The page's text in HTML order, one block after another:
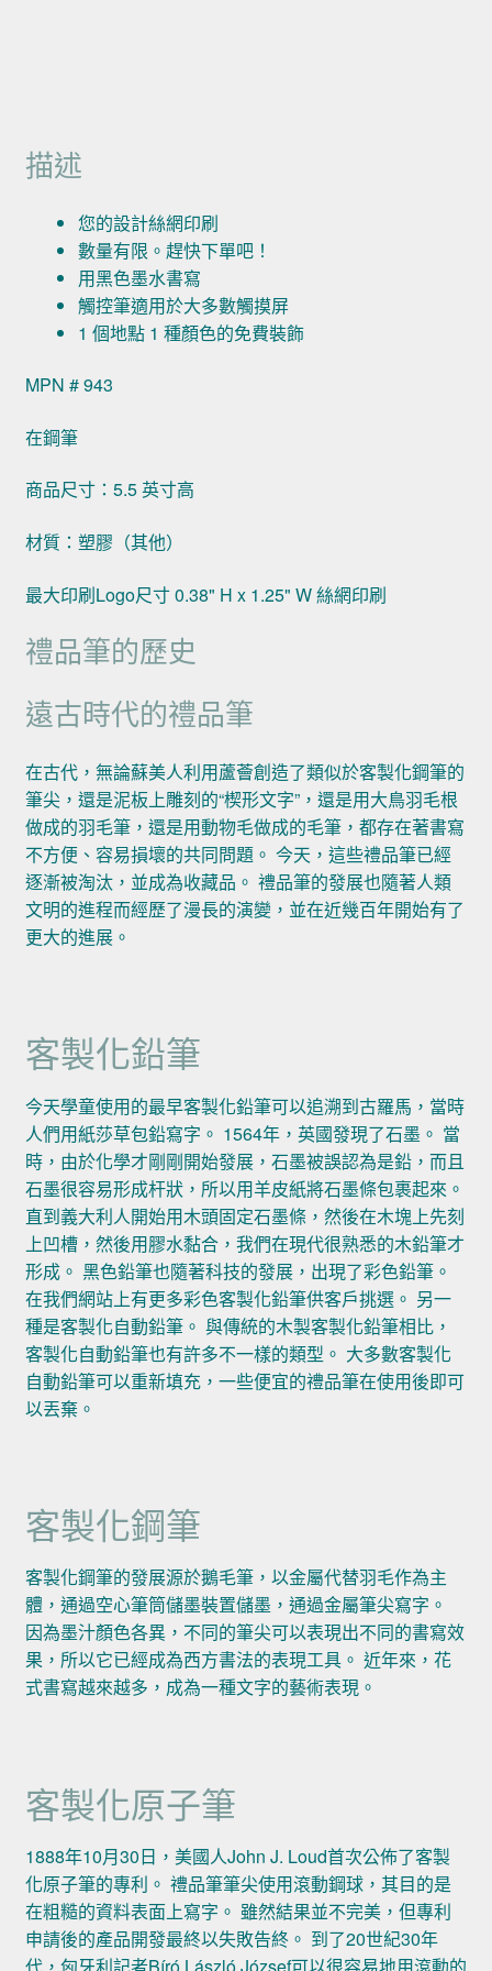
描述
您的設計絲網印刷
數量有限。趕快下單吧！
用黑色墨水書寫
觸控筆適用於大多數觸摸屏
1 個地點 1 種顏色的免費裝飾
MPN # 943
在鋼筆
商品尺寸：5.5 英寸高
材質：塑膠（其他）
最大印刷Logo尺寸 0.38" H x 1.25" W 絲網印刷
禮品筆的歷史
遠古時代的禮品筆
在古代，無論蘇美人利用蘆薈創造了類似於客製化鋼筆的
筆尖，還是泥板上雕刻的“楔形文字”，還是用大鳥羽毛根
做成的羽毛筆，還是用動物毛做成的毛筆，都存在著書寫
不方便、容易損壞的共同問題。 今天，這些禮品筆已經
逐漸被淘汰，並成為收藏品。 禮品筆的發展也隨著人類
文明的進程而經歷了漫長的演變，並在近幾百年開始有了
更大的進展。
客製化鉛筆
今天學童使用的最早客製化鉛筆可以追溯到古羅馬，當時
人們用紙莎草包鉛寫字。 1564年，英國發現了石墨。 當
時，由於化學才剛剛開始發展，石墨被誤認為是鉛，而且
石墨很容易形成杆狀，所以用羊皮紙將石墨條包裹起來。
直到義大利人開始用木頭固定石墨條，然後在木塊上先刻
上凹槽，然後用膠水黏合，我們在現代很熟悉的木鉛筆才
形成。 黑色鉛筆也隨著科技的發展，出現了彩色鉛筆。
在我們網站上有更多彩色客製化鉛筆供客戶挑選。 另一
種是客製化自動鉛筆。 與傳統的木製客製化鉛筆相比，
客製化自動鉛筆也有許多不一樣的類型。 大多數客製化
自動鉛筆可以重新填充，一些便宜的禮品筆在使用後即可
以丟棄。
客製化鋼筆
客製化鋼筆的發展源於鵝毛筆，以金屬代替羽毛作為主
體，通過空心筆筒儲墨裝置儲墨，通過金屬筆尖寫字。
因為墨汁顏色各異，不同的筆尖可以表現出不同的書寫效
果，所以它已經成為西方書法的表現工具。 近年來，花
式書寫越來越多，成為一種文字的藝術表現。
客製化原子筆
1888年10月30日，美國人John J. Loud首次公佈了客製
化原子筆的專利。 禮品筆筆尖使用滾動鋼球，其目的是
在粗糙的資料表面上寫字。 雖然結果並不完美，但專利
申請後的產品開發最終以失敗告終。 到了20世紀30年
代，匈牙利記者Bíró László József可以很容易地用滾動的